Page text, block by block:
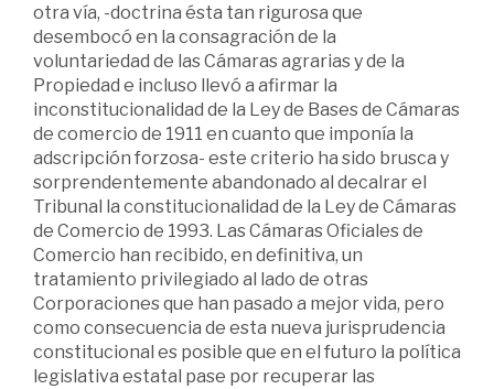
otra vía, -doctrina ésta tan rigurosa que
desembocó en la consagración de la
voluntariedad de las Cámaras agrarias y de la
Propiedad e incluso llevó a afirmar la
inconstitucionalidad de la Ley de Bases de Cámaras
de comercio de 1911 en cuanto que imponía la
adscripción forzosa- este criterio ha sido brusca y
sorprendentemente abandonado al decalrar el
Tribunal la constitucionalidad de la Ley de Cámaras
de Comercio de 1993. Las Cámaras Oficiales de
Comercio han recibido, en definitiva, un
tratamiento privilegiado al lado de otras
Corporaciones que han pasado a mejor vida, pero
como consecuencia de esta nueva jurisprudencia
constitucional es posible que en el futuro la política
legislativa estatal pase por recuperar las